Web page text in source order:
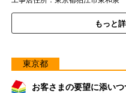
もっと
東京都
お客さまの要望に添い